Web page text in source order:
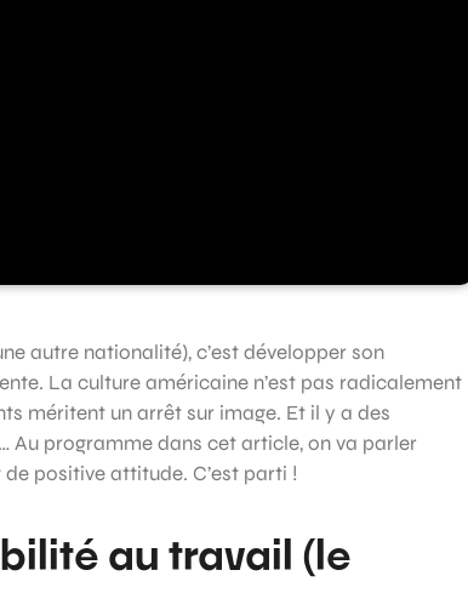
autre nationalité), c’est développer son
La culture américaine n’est pas radicalement
méritent un arrêt sur image. Et il y a des
Au programme dans cet article, on va parler
positive attitude. C’est parti !
au travail (le